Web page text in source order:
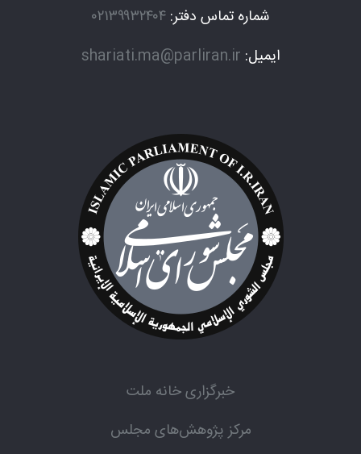
شماره تماس دفتر: ۰۲۱۳۹۹۳۲۴۰۴
ایمیل: shariati.ma@parliran.ir
خبرگزاری خانه ملت
مرکز پژوهش‌های مجلس